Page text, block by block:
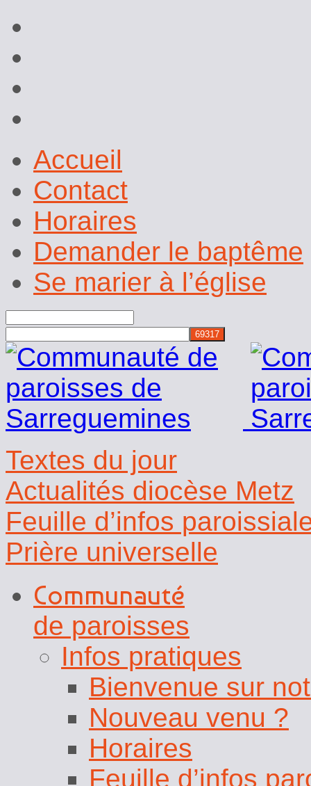
Accueil
Contact
Horaires
Demander le baptême
Se marier à l’église
Textes du jour
Actualités diocèse Metz
Feuille d’infos
Prière universelle
Communauté
de paroisses
Infos pratiques
Bienvenue sur
Nouveau venu ?
Horaires
Feuille d’infos